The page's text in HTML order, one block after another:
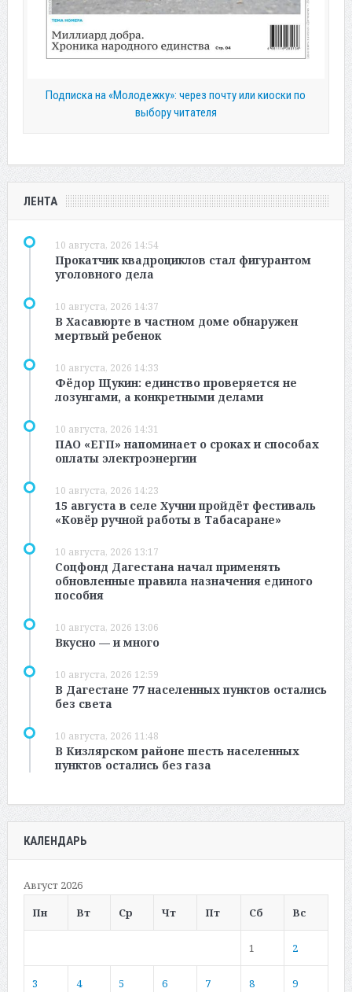
Подписка на «Молодежку»: через почту или киоски по
выбору читателя
ЛЕНТА
10 августа, 2026 14:54
Прокатчик квадроциклов стал фигурантом
уголовного дела
10 августа, 2026 14:37
В Хасавюрте в частном доме обнаружен
мертвый ребенок
10 августа, 2026 14:33
Фёдор Щукин: единство проверяется не
лозунгами, а конкретными делами
10 августа, 2026 14:31
ПАО «ЕГП» напоминает о сроках и способах
оплаты электроэнергии
10 августа, 2026 14:23
15 августа в селе Хучни пройдёт фестиваль
«Ковёр ручной работы в Табасаране»
10 августа, 2026 13:17
Соцфонд Дагестана начал применять
обновленные правила назначения единого
пособия
10 августа, 2026 13:06
Вкусно — и много
10 августа, 2026 12:59
В Дагестане 77 населенных пунктов остались
без света
10 августа, 2026 11:48
В Кизлярском районе шесть населенных
пунктов остались без газа
КАЛЕНДАРЬ
Август 2026
Пн
Вт Ср Чт Пт Сб Вс
1 2
3 4 5 6 7 8 9